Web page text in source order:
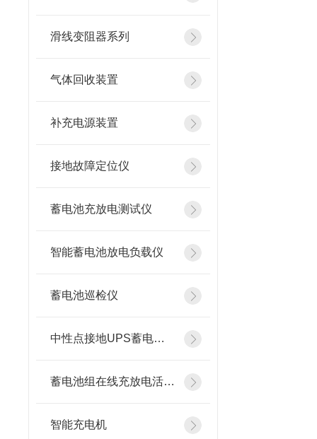
滑线变阻器系列
气体回收装置
补充电源装置
接地故障定位仪
蓄电池充放电测试仪
智能蓄电池放电负载仪
蓄电池巡检仪
中性点接地UPS蓄电池在线测试仪
蓄电池组在线充放电活化设备
智能充电机